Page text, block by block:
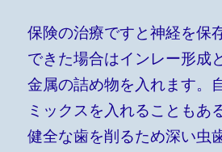
保険の治療ですと神経を保
できた場合はインレー形成
金属の詰め物を入れます。
ミックスを入れることもあ
健全な歯を削るため深い虫